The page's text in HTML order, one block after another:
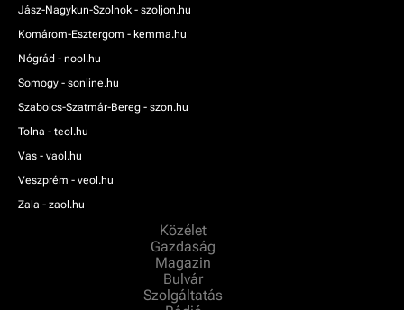
Jász-Nagykun-Szolnok - szoljon.hu
Komárom-Esztergom - kemma.hu
Nógrád - nool.hu
Somogy - sonline.hu
Szabolcs-Szatmár-Bereg - szon.hu
Tolna - teol.hu
Vas - vaol.hu
Veszprém - veol.hu
Zala - zaol.hu
Közélet
Gazdaság
Magazin
Bulvár
Szolgáltatás